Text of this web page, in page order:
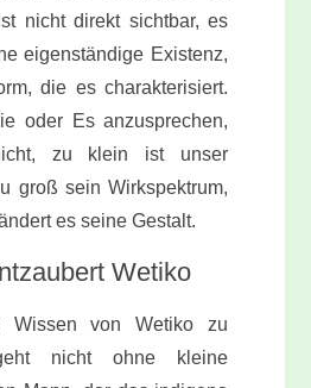
nicht direkt sichtbar, es
eigenständige Existenz,
die es charakterisiert.
oder Es anzusprechen,
zu klein ist unser
groß sein Wirkspektrum,
es seine Gestalt.
Wetiko
Wissen von Wetiko zu
nicht ohne kleine